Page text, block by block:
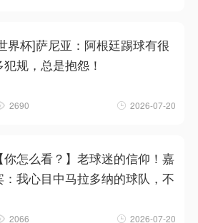
界杯]萨尼亚：阿根廷踢球有很
犯规，总是抱怨！
2690 2026-07-20
【你怎么看？】老球迷的信仰！嘉
：我心目中马拉多纳的球队，不
2066 2026-07-20